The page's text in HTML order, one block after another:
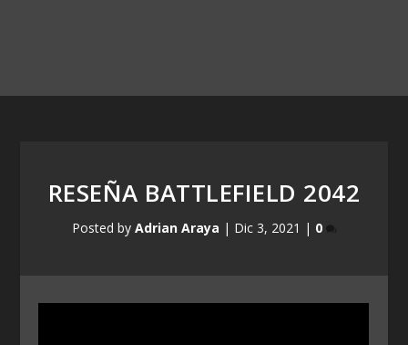
RESEÑA BATTLEFIELD 2042
Posted by Adrian Araya | Dic 3, 2021 | 0